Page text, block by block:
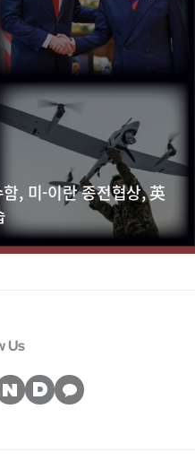
, 미-이란 종전협상, 英
Us